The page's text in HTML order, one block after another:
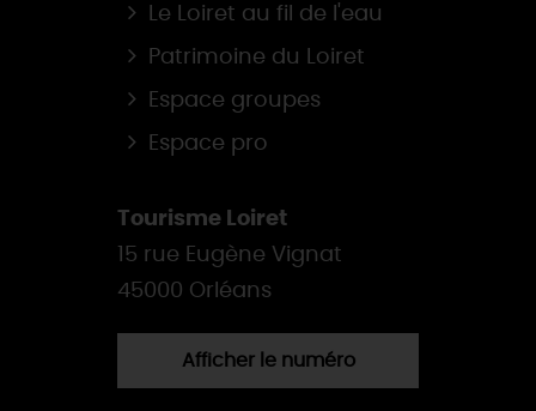
Le Loiret au fil de l'eau
Patrimoine du Loiret
Espace groupes
Espace pro
Tourisme Loiret
15 rue Eugène Vignat
45000 Orléans
Afficher le numéro